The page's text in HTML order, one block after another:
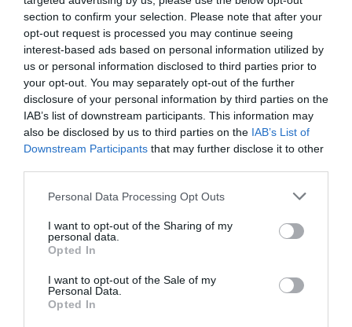
section to confirm your selection. Please note that after your
opt-out request is processed you may continue seeing
interest-based ads based on personal information utilized by
us or personal information disclosed to third parties prior to
your opt-out. You may separately opt-out of the further
disclosure of your personal information by third parties on the
IAB’s list of downstream participants. This information may
also be disclosed by us to third parties on the IAB’s List of
Downstream Participants that may further disclose it to other
Personal Data Processing Opt Outs
I want to opt-out of the Sharing of my
personal data.
Opted In
I want to opt-out of the Sale of my
Personal Data.
Opted In